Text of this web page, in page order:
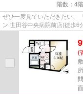
階数：4
ぜひ一度見ていただきたい、
ン 世田谷中央病院前店(徒歩6
はカードで決済いただけま...
9
(